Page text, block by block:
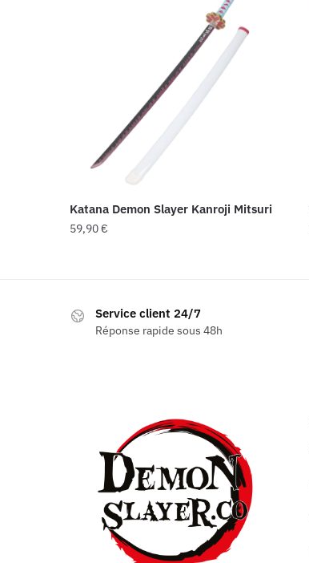
Katana Demon Slayer Kanroji Mitsuri
59,90€
Service client 24/7
Réponse rapide sous 48h